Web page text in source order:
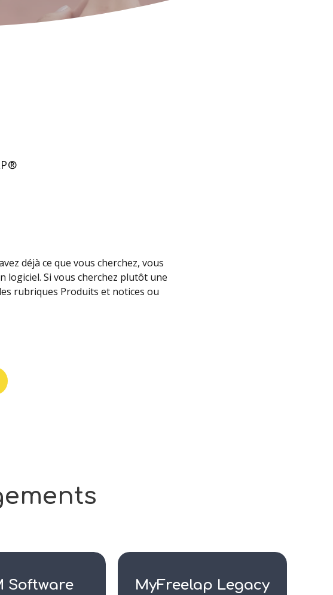
déjà ce que vous cherchez, vous
Si vous cherchez plutôt une
rubriques Produits et notices ou
Software MyFreelap Legacy